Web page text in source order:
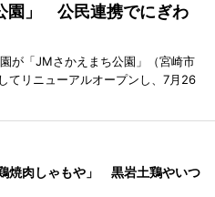
園」 公民連携でにぎわ
が「JMさかえまち公園」（宮崎市
てリニューアルオープンし、7月26
焼肉しゃもや」 黒岩土鶏やいつ